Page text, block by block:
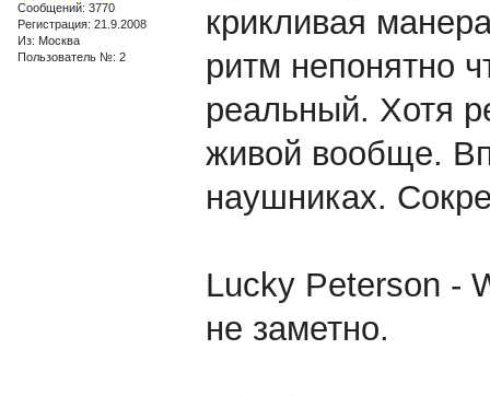
Сообщений: 3770
Регистрация: 21.9.2008
Из: Москва
Пользователь №: 2
крикливая
ритм непонятно
реальный. Хотя
живой вообще.
наушниках.
Lucky Peterson -
не заметно.